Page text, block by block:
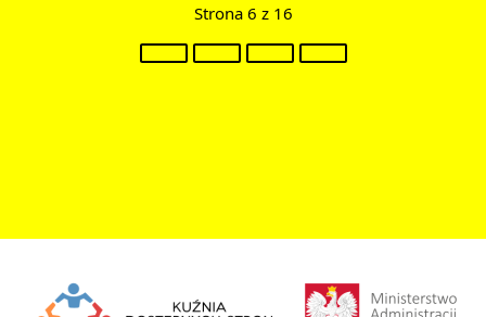
Strona 6 z 16